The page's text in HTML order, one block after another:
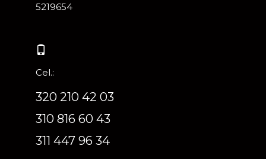
5219654
Cel.:
320 210 42 03
310 816 60 43
311 447 96 34